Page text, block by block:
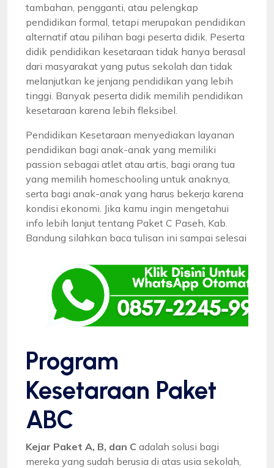
tambahan, pengganti, atau pelengkap
pendidikan formal, tetapi merupakan pendidikan
alternatif atau pilihan bagi peserta didik. Peserta
didik pendidikan kesetaraan tidak hanya berasal
dari masyarakat yang putus sekolah dan tidak
melanjutkan ke jenjang pendidikan yang lebih
tinggi. Banyak peserta didik memilih pendidikan
kesetaraan karena lebih fleksibel.
Pendidikan Kesetaraan menyediakan layanan
pendidikan bagi anak-anak yang memiliki
passion sebagai atlet atau artis, bagi orang tua
yang memilih homeschooling untuk anaknya,
serta bagi anak-anak yang harus bekerja karena
kondisi ekonomi. Jika kamu ingin mengetahui
info lebih lanjut tentang Paket C Paseh, Kab.
Bandung silahkan baca tulisan ini sampai selesai
Program
Kesetaraan Paket
ABC
Kejar Paket A, B, dan C adalah solusi bagi
mereka yang sudah berusia di atas usia sekolah,